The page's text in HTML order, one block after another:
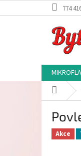
na
774
Domů
Akce